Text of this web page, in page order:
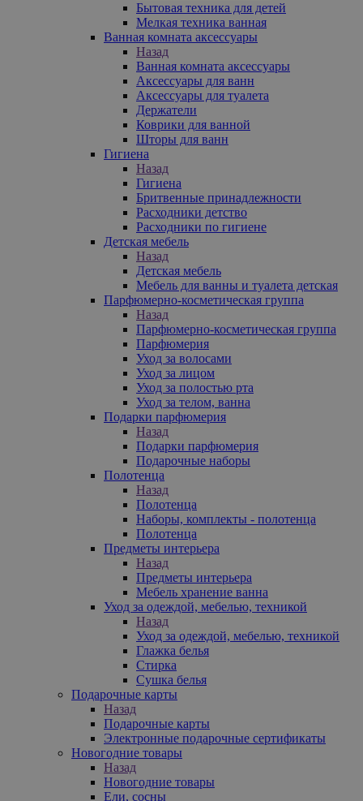
Бытовая техника для детей
Мелкая техника ванная
Ванная комната аксессуары
Назад
Ванная комната аксессуары
Аксессуары для ванн
Аксессуары для туалета
Держатели
Коврики для ванной
Шторы для ванн
Гигиена
Назад
Гигиена
Бритвенные принадлежности
Расходники детство
Расходники по гигиене
Детская мебель
Назад
Детская мебель
Мебель для ванны и туалета детская
Парфюмерно-косметическая группа
Назад
Парфюмерно-косметическая группа
Парфюмерия
Уход за волосами
Уход за лицом
Уход за полостью рта
Уход за телом, ванна
Подарки парфюмерия
Назад
Подарки парфюмерия
Подарочные наборы
Полотенца
Назад
Полотенца
Наборы, комплекты - полотенца
Полотенца
Предметы интерьера
Назад
Предметы интерьера
Мебель хранение ванна
Уход за одеждой, мебелью, техникой
Назад
Уход за одеждой, мебелью, техникой
Глажка белья
Стирка
Сушка белья
Подарочные карты
Назад
Подарочные карты
Электронные подарочные сертификаты
Новогодние товары
Назад
Новогодние товары
Ели, сосны